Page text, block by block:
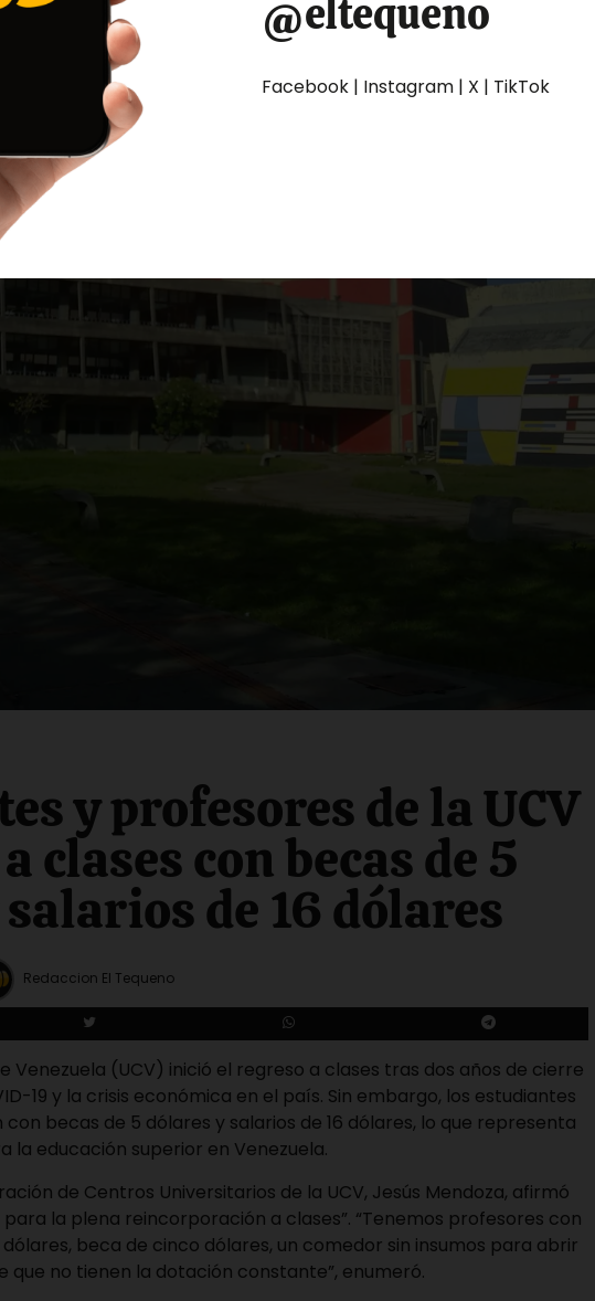
y profesores de la UCV
clases con becas de 5
de 16 dólares
Redaccion El Tequeno
Venezuela (UCV) inició el regreso a clases tras dos años de cierre
19 y la crisis económica en el país. Sin embargo, los estudiantes
becas de 5 dólares y salarios de 16 dólares, lo que representa
la educación superior en Venezuela.
de Centros Universitarios de la UCV, Jesús Mendoza, afirmó
para la plena reincorporación a clases”. “Tenemos profesores con
beca de cinco dólares, un comedor sin insumos para abrir
que no tienen la dotación constante”, enumeró.
@eltequeno
Facebook | Instagram | X | TikTok